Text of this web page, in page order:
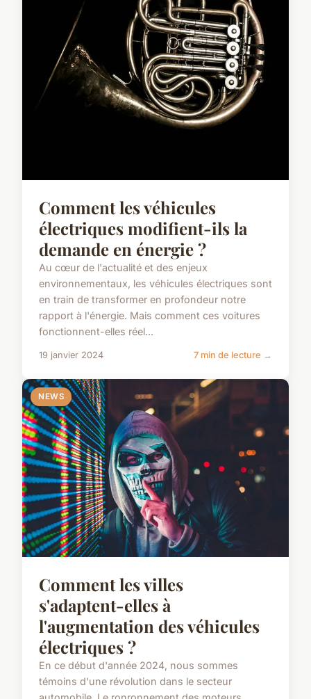
Comment les véhicules
électriques modifient-ils la
demande en énergie ?
Au cœur de l'actualité et des enjeux
environnementaux, les véhicules électriques sont
en train de transformer en profondeur notre
rapport à l'énergie. Mais comment ces voitures
fonctionnent-elles réel...
19 janvier 2024 7 min de lecture →
NEWS
Comment les villes
s'adaptent-elles à
l'augmentation des véhicules
électriques ?
En ce début d'année 2024, nous sommes
témoins d'une révolution dans le secteur